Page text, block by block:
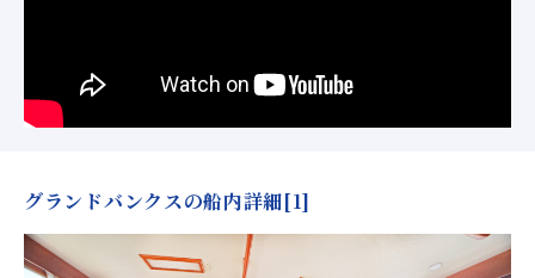
グランドバンクスの船内詳細[1]